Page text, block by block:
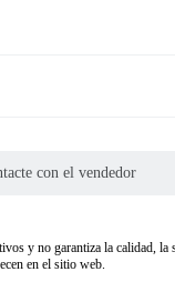
con el vendedor
y no garantiza la calidad,
en el sitio web.